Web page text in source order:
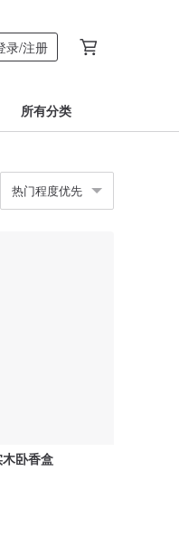
录/注册
所有分类
热门程度优先
卧香盒